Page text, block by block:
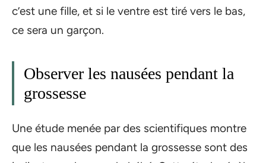
c’est une fille, et si le ventre est tiré vers le bas,
ce sera un garçon.
Observer les nausées pendant la
grossesse
Une étude menée par des scientifiques montre
que les nausées pendant la grossesse sont des